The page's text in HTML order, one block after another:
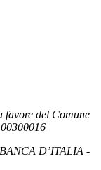
favore del Comune
D’ITALIA -